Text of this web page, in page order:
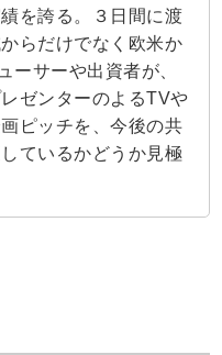
を誇る。３日間に渡
らだけでなく欧米か
ーサーや出資者が、
ゼンターのよるTVや
ピッチを、今後の共
ているかどうか見極